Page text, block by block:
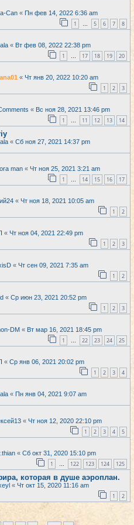
Can « Пн фев 14, 2022 6:36 am
1 … 5 6 7 8
« Вт фев 08, 2022 22:38 pm
1 … 17 18 19 20
« Чт янв 20, 2022 10:20 am
1 2 3
« Вс ноя 28, 2021 13:46 pm
1 … 11 12 13 14
« Сб ноя 27, 2021 14:37 pm
man « Чт ноя 25, 2021 3:21 am
1 … 14 15 16 17
« Чт ноя 18, 2021 10:05 am
1 2
« Чт ноя 04, 2021 22:49 pm
1 2 3
« Чт сен 09, 2021 7:35 am
1 2
« Ср июн 23, 2021 20:52 pm
1 2 3
DM « Вт мар 16, 2021 18:45 pm
1 … 22 23 24 25
« Ср янв 06, 2021 20:02 pm
1 2 3 4
« Пн янв 04, 2021 9:07 am
« Чт ноя 12, 2020 22:10 pm
1 2 3 4 5
« Сб окт 31, 2020 15:10 pm
1 … 122 123 124 125
которая в душе аэроплан.
« Чт окт 15, 2020 11:16 am
1 2